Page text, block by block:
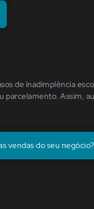
de inadimplência
Assim,
vendas do seu negócio?